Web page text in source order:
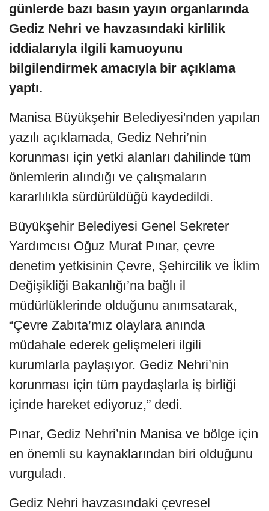
günlerde bazı basın yayın organlarında
Gediz Nehri ve havzasındaki kirlilik
iddialarıyla ilgili kamuoyunu
bilgilendirmek amacıyla bir açıklama
yaptı.
Manisa Büyükşehir Belediyesi'nden yapılan
yazılı açıklamada, Gediz Nehri’nin
korunması için yetki alanları dahilinde tüm
önlemlerin alındığı ve çalışmaların
kararlılıkla sürdürüldüğü kaydedildi.
Büyükşehir Belediyesi Genel Sekreter
Yardımcısı Oğuz Murat Pınar, çevre
denetim yetkisinin Çevre, Şehircilik ve İklim
Değişikliği Bakanlığı’na bağlı il
müdürlüklerinde olduğunu anımsatarak,
“Çevre Zabıta’mız olaylara anında
müdahale ederek gelişmeleri ilgili
kurumlarla paylaşıyor. Gediz Nehri’nin
korunması için tüm paydaşlarla iş birliği
içinde hareket ediyoruz,” dedi.
Pınar, Gediz Nehri’nin Manisa ve bölge için
en önemli su kaynaklarından biri olduğunu
vurguladı.
Gediz Nehri havzasındaki çevresel